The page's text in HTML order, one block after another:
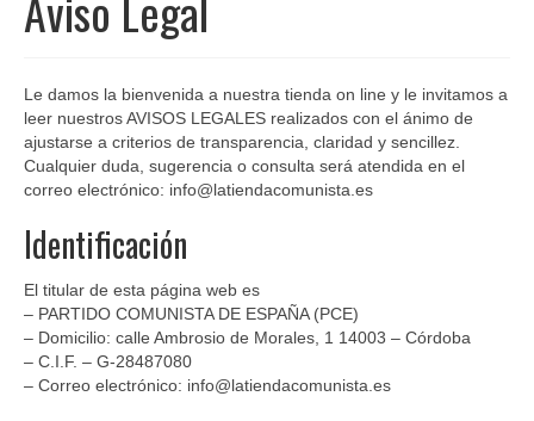
Bazar
Bordados
Banderas
Libros
Le damos la bienvenida a nuestra tienda on line y le invitamos a
leer nuestros AVISOS LEGALES realizados con el ánimo de
ajustarse a criterios de transparencia, claridad y sencillez.
Cualquier duda, sugerencia o consulta será atendida en el
correo electrónico: info@latiendacomunista.es
Identificación
El titular de esta página web es
– PARTIDO COMUNISTA DE ESPAÑA (PCE)
– Domicilio: calle Ambrosio de Morales, 1 14003 – Córdoba
– C.I.F. – G-28487080
– Correo electrónico: info@latiendacomunista.es